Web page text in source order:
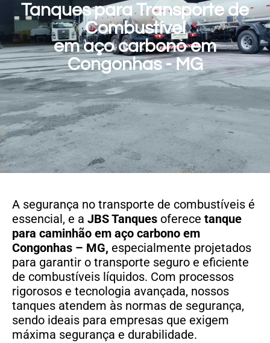
Tanques para Transporte de
Combustível
em aço carbono em
Congonhas - MG
A segurança no transporte de combustíveis é
essencial, e a JBS Tanques oferece tanque
para caminhão em aço carbono em
Congonhas – MG, especialmente projetados
para garantir o transporte seguro e eficiente
de combustíveis líquidos. Com processos
rigorosos e tecnologia avançada, nossos
tanques atendem às normas de segurança,
sendo ideais para empresas que exigem
máxima segurança e durabilidade.